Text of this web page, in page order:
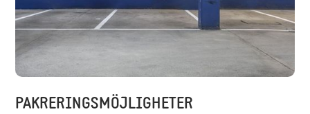
PAKRERINGSMÖJLIGHETER